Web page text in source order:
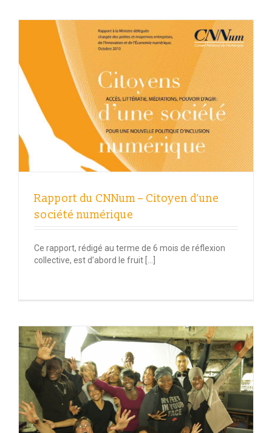
Rapport du CNNum – Citoyen d’une
société numérique
Ce rapport, rédigé au terme de 6 mois de réflexion
collective, est d’abord le fruit […]